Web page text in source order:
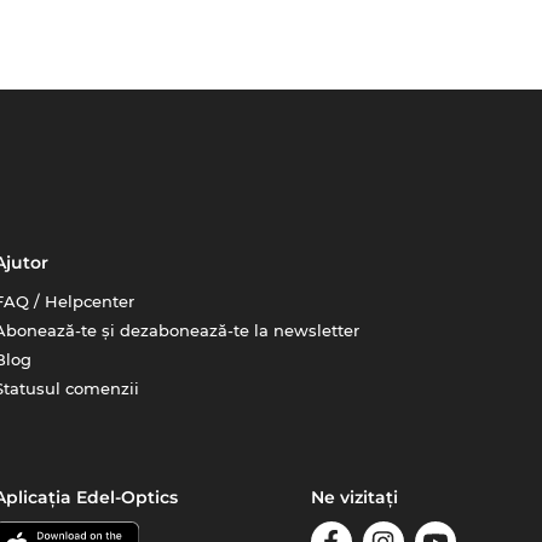
/ Helpcenter
te și dezabonează-te la newsletter
comenzii
Edel-Optics Ne vizitați